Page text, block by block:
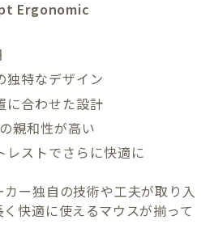
Ergonomic
独特なデザイン
に合わせた設計
親和性が高い
レストでさらに快適に
ー独自の技術や工夫が取り入
快適に使えるマウスが揃って